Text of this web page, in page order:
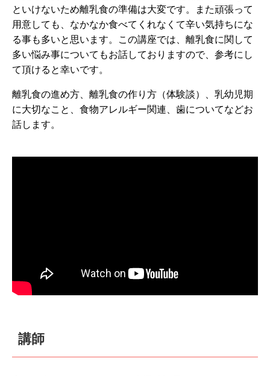
といけないため離乳食の準備は大変です。また頑張って
用意しても、なかなか食べてくれなくて辛い気持ちにな
る事も多いと思います。この講座では、離乳食に関して
多い悩み事についてもお話しておりますので、参考にし
て頂けると幸いです。
離乳食の進め方、離乳食の作り方（体験談）、乳幼児期
に大切なこと、食物アレルギー関連、歯についてなどお
話します。
講師